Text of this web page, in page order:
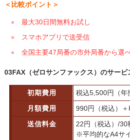
＜比較ポイント＞
最大30日間無料お試し
スマホアプリで送受信
全国主要47局番の市外局番から選
03FAX（ゼロサンファックス）のサービ
初期費用
税込5,500円（年
月額費用
990円（税込）＋
送信料金
22円（税込）/30
※平均的なA4サ